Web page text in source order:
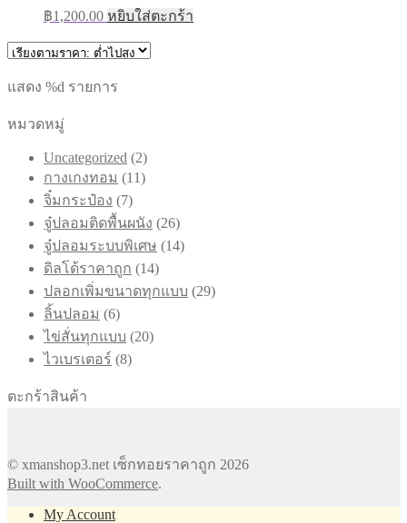
฿1,200.00 หยิบใส่ตะกร้า
แสดง %d รายการ
หมวดหมู่
Uncategorized 22
สินค้า
กางเกงทอม 1111
จิ๋มกระป๋อง 77
สินค้า
จู๋ปลอมติดพื้นผนัง 2626
สินค้า
จู๋ปลอมระบบพิเศษ 1414
ดิลโด้ราคาถูก 1414
ปลอกเพิ่มขนาดทุกแบบ 2929
ลิ้นปลอม 66
สินค้า
ไข่สั่นทุกแบบ 2020
ไวเบรเตอร์ 88
ตะกร้าสินค้า
© xmanshop3.net เซ็กทอยราคาถูก 2026
Built with WooCommerce.
My Account